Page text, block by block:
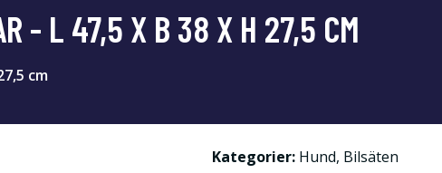
- L 47,5 X B 38 X H 27,5 CM
cm
Kategorier: Hund, Bilsäten